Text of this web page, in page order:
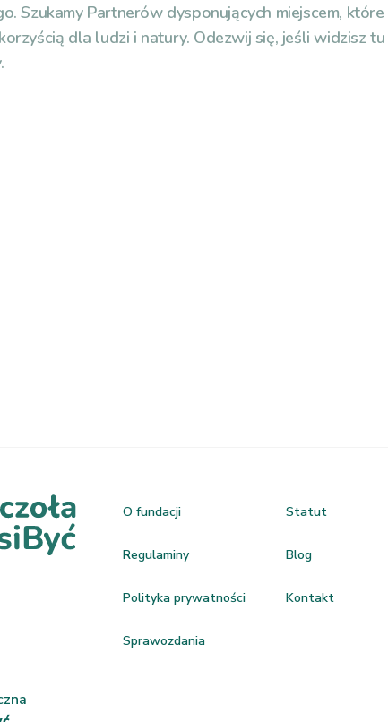
Szukamy Partnerów dysponujących miejscem, które
dla ludzi i natury. Odezwij się, jeśli widzisz tu
O fundacji
Regulaminy
Polityka prywatności
Sprawozdania
Statut
Blog
Kontakt